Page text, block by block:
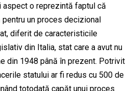
aspect o reprezintă faptul că
un proces decizional
diferit de caracteristicile
din Italia, stat care a avut nu
din 1948 până în prezent. Potrivit
statului ar fi redus cu 500 de
totodată capăt unui proces